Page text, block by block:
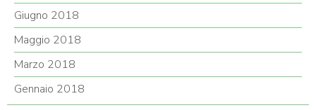
Giugno 2018
Maggio 2018
Marzo 2018
Gennaio 2018